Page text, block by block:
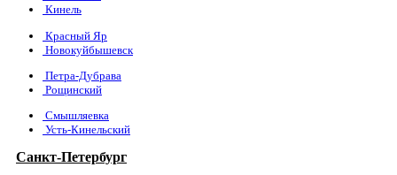
Кинель
Красный Яр
Новокуйбышевск
Петра-Дубрава
Рощинский
Смышляевка
Усть-Кинельский
Санкт-Петербург